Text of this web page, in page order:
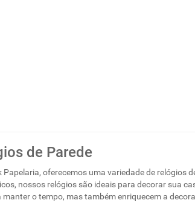
de Parede
Papelaria, oferecemos uma variedade de relógios
nossos relógios são ideais para decorar sua
manter o tempo, mas também enriquecem a